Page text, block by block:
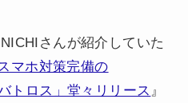
さんが紹介していた
マホ対策完備の
トロス」堂々リリース 』